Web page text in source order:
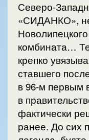
Северо-
«СИДАНКО»,
комбината…
крепко
ставшего
в 96-м первым
в
фактически
ранее. До сих